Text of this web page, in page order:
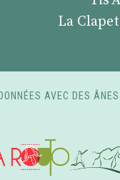
La
AVEC DES